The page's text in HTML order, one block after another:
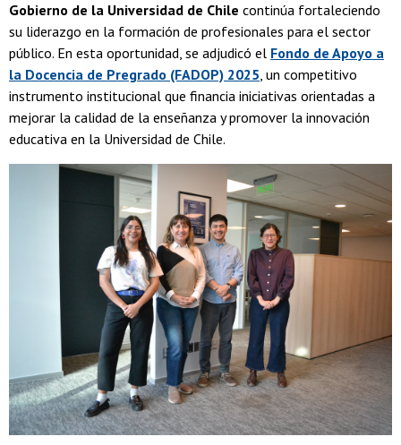
Gobierno de la Universidad de Chile continúa fortaleciendo
su liderazgo en la formación de profesionales para el sector
público. En esta oportunidad, se adjudicó el Fondo de Apoyo a
la Docencia de Pregrado (FADOP) 2025, un competitivo
instrumento institucional que financia iniciativas orientadas a
mejorar la calidad de la enseñanza y promover la innovación
educativa en la Universidad de Chile.